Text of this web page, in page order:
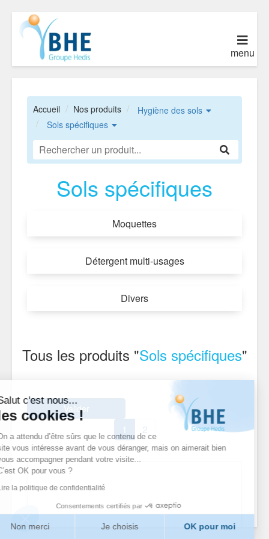
Salut c'est nous...
les cookies !
On a attendu d’être sûrs que le contenu de ce
site vous intéresse avant de vous déranger, mais on aimerait bien
vous accompagner pendant votre visite...
C’est OK pour vous ?
Lire la politique de confidentialité
Consentements certifiés par
Non merci Je choisis OK pour moi
menu
Accueil Nos produits
Hygiène des sols
Sols spécifiques
Sols spécifiques
Moquettes
Détergent multi-usages
Divers
Tous les produits "Sols spécifiques"
Valider
1 2